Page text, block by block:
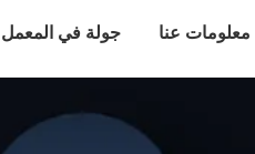
معلومات عنا جولة في المعمل